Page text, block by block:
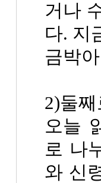
거나
다. 지
금박
2)둘
오늘
로 나
와 신